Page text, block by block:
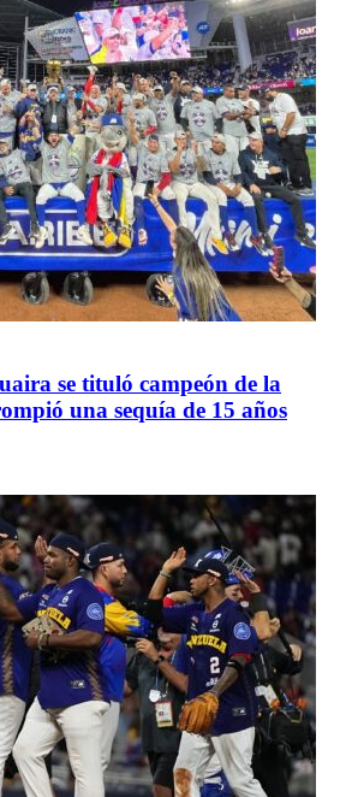
se tituló campeón de la
una sequía de 15 años